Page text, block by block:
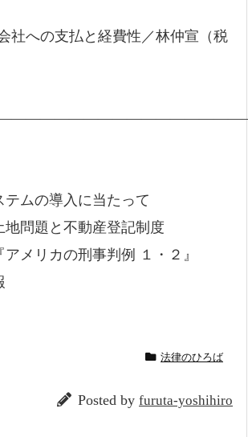
社への支払と経費性／林仲宣（税
ムの導入に当たって
問題と不動産登記制度
メリカの刑事判例 １・２』
法律のひろば
Posted by furuta-yoshihiro